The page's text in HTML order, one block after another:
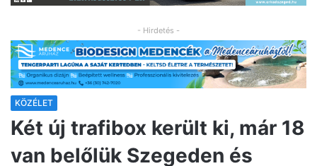
- Hirdetés -
KÖZÉLET
Két új trafibox került ki, már 18
van belőlük Szegeden és